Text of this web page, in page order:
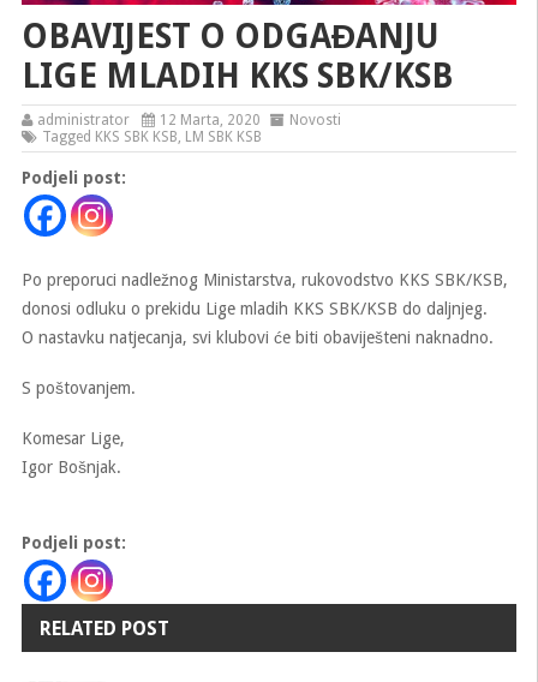
OBAVIJEST O ODGAĐANJU
LIGE MLADIH KKS SBK/KSB
administrator 12 Marta, 2020
Novosti
Tagged KKS SBK KSB, LM SBK KSB
Podjeli post:
Po preporuci nadležnog Ministarstva, rukovodstvo KKS SBK/KSB,
donosi odluku o prekidu Lige mladih KKS SBK/KSB do daljnjeg.
O nastavku natjecanja, svi klubovi će biti obaviješteni naknadno.
S poštovanjem.
Komesar Lige,
Igor Bošnjak.
Podjeli post:
RELATED POST